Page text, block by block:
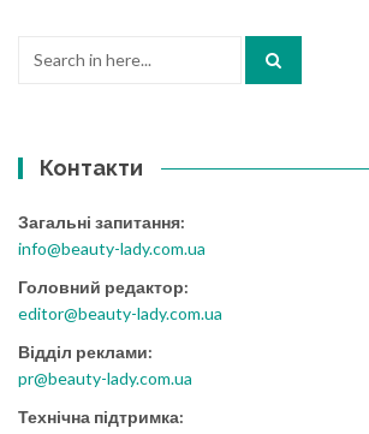
Контакти
Загальні запитання:
info@beauty-lady.com.ua
Головний редактор:
editor@beauty-lady.com.ua
Відділ реклами:
pr@beauty-lady.com.ua
Технічна підтримка: